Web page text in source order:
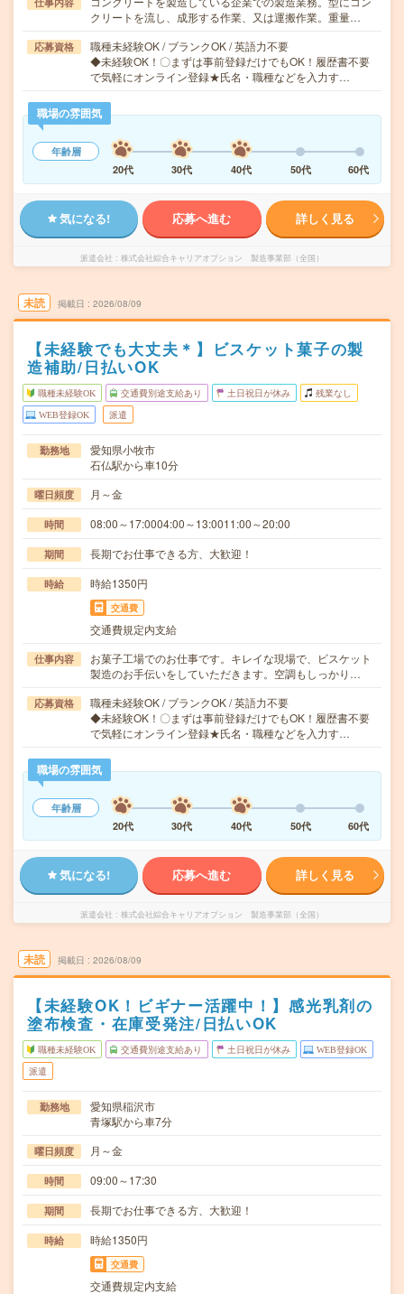
クリートを流し、成形する作業、又は運搬作業。重量…
応募資格
職種未経験OK / ブランクOK / 英語力不要
◆未経験OK！〇まずは事前登録だけでもOK！履歴書不要
で気軽にオンライン登録★氏名・職種などを入力す…
職場の雰囲気
年齢層
20代
30代 40代 50代 60代
気になる! 応募へ進む 詳しく見る
派遣会社 株式会社綜合キャリアオプション 製造事業部（全国）
未読 掲載日 2026/08/09
【未経験でも大丈夫＊】ビスケット菓子の製
造補助/日払いOK
職種未経験OK 交通費別途支給あり 土日祝日が休み 残業なし
WEB登録OK 派遣
勤務地
愛知県小牧市
石仏駅から車10分
曜日頻度 月～金
時間 08:00～17:0004:00～13:0011:00～20:00
期間 長期でお仕事できる方、大歓迎！
時給 時給1350円
交通費
交通費規定内支給
仕事内容
お菓子工場でのお仕事です。キレイな現場で、ビスケット
製造のお手伝いをしていただきます。空調もしっかり…
応募資格
職種未経験OK / ブランクOK / 英語力不要
◆未経験OK！〇まずは事前登録だけでもOK！履歴書不要
で気軽にオンライン登録★氏名・職種などを入力す…
職場の雰囲気
年齢層
20代
30代 40代 50代 60代
気になる! 応募へ進む 詳しく見る
派遣会社 株式会社綜合キャリアオプション 製造事業部（全国）
未読 掲載日 2026/08/09
【未経験OK！ビギナー活躍中！】感光乳剤の
塗布検査・在庫受発注/日払いOK
職種未経験OK 交通費別途支給あり 土日祝日が休み WEB登録OK
派遣
勤務地
愛知県稲沢市
青塚駅から車7分
曜日頻度 月～金
時間 09:00～17:30
期間 長期でお仕事できる方、大歓迎！
時給 時給1350円
交通費
交通費規定内支給